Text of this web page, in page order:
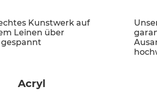
Kunstwerk auf
Leinen über
Acryl